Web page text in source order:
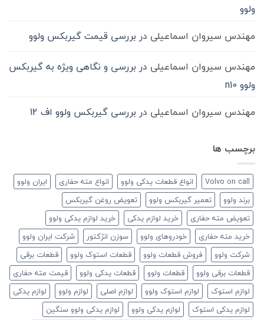
ولوو
مهندس سیروان اسماعیلی در بررسی قیمت گیربکس ولوو
مهندس سیروان اسماعیلی در بررسی و نگاهی ویژه به گیربکس
ولوو n10
مهندس سیروان اسماعیلی در بررسی گیربکس ولوو اف 12
برچسب ها
Volvo on call انواع قطعات یدکی ولوو انواع مته حفاری
ایران ولوو
برند ولوو
تعمیر گیربکس ولوو
تعویض روغن گیربکس
تعویض مته حفاری
خرید لوازم یدکی
خرید لوازم یدکی ولوو
خرید مته حفاری
خودروهای ولوو سوزن انژکتور
شرکت ایران ولوو
شرکت ولوو
فروش قطعات ولوو قطعات استوک ولوو
قطعات برقی
قطعات برقی ولوو
قطعات ولوو قطعات یدکی ولوو
قیمت مته حفاری
لوازم استوک
لوازم استوک ولوو لوازم اصلی لوازم ولوو
لوازم یدکی
لوازم یدکی استوک
لوازم یدکی ولوو
لوازم یدکی ولوو سنگین